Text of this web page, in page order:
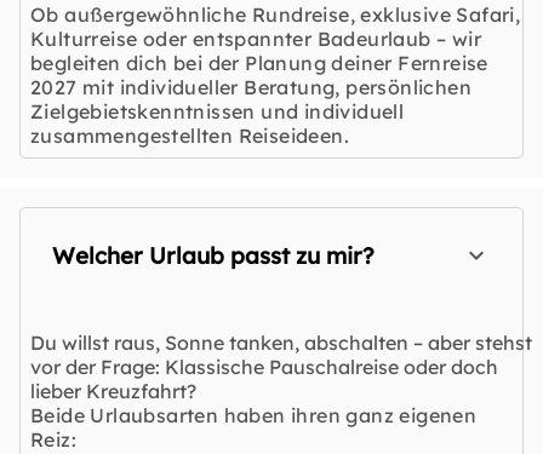
Ob außergewöhnliche Rundreise, exklusive Safari,
Kulturreise oder entspannter Badeurlaub – wir
begleiten dich bei der Planung deiner Fernreise
2027 mit individueller Beratung, persönlichen
Zielgebietskenntnissen und individuell
zusammengestellten Reiseideen.
Welcher Urlaub passt zu mir?
Du willst raus, Sonne tanken, abschalten – aber stehst
vor der Frage: Klassische Pauschalreise oder doch
lieber Kreuzfahrt?
Beide Urlaubsarten haben ihren ganz eigenen
Reiz: